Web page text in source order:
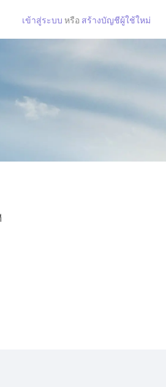
เข้าสู่ระบบ หรือ สร้างบัญชีผู้ใช้ใหม่